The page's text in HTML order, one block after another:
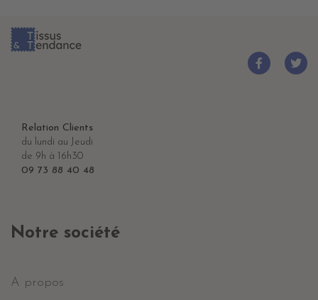
Relation Clients
du lundi au Jeudi
de 9h à 16h30
09 73 88 40 48
Notre société
A propos